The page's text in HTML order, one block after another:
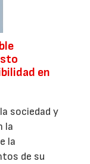
en
sociedad y
la
la
de su